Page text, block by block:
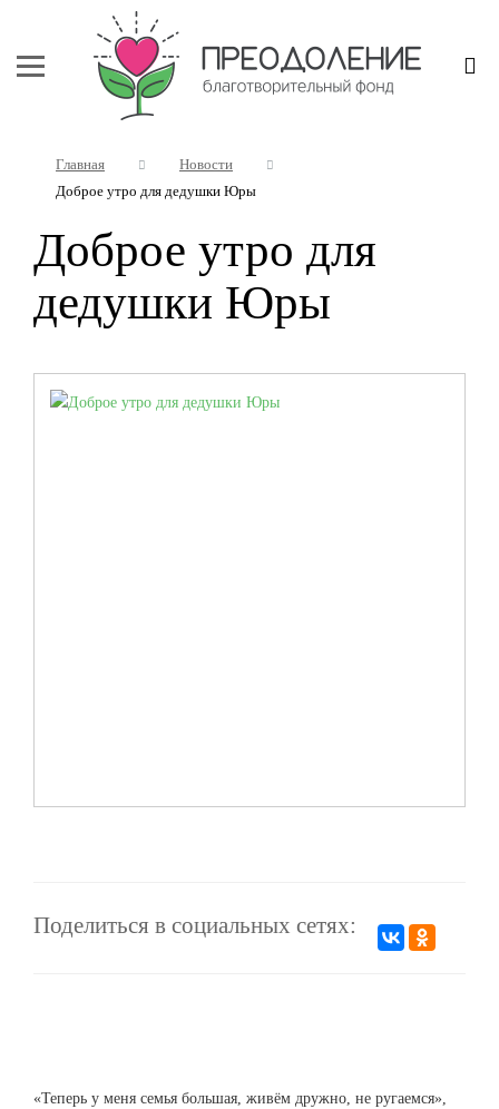
Главная
Новости
Доброе утро для дедушки Юры
Доброе утро для
дедушки Юры
Поделиться в социальных сетях:
«Теперь у меня семья большая, живём дружно, не ругаемся»,